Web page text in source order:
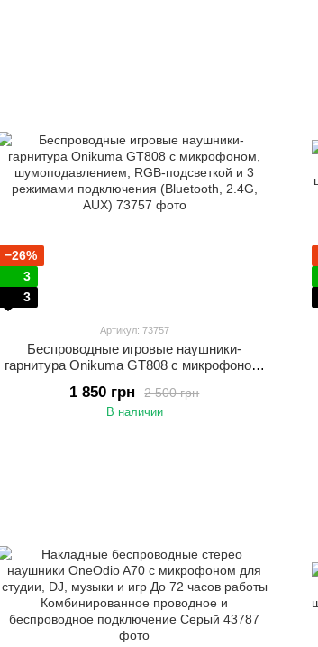
−26%
3
3
Артикул: 73757
Беспроводные игровые наушники-
гарнитура Onikuma GT808 с микрофоном,
режимами подключения (Bluetooth, 2.4G,
AUX)
2 500 грн
1 850 грн
В наличии